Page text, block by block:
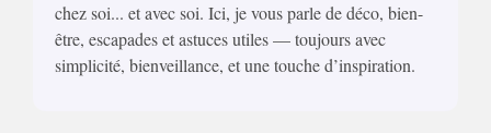
chez soi... et avec soi. Ici, je vous parle de déco, bien-
être, escapades et astuces utiles — toujours avec
simplicité, bienveillance, et une touche d’inspiration.